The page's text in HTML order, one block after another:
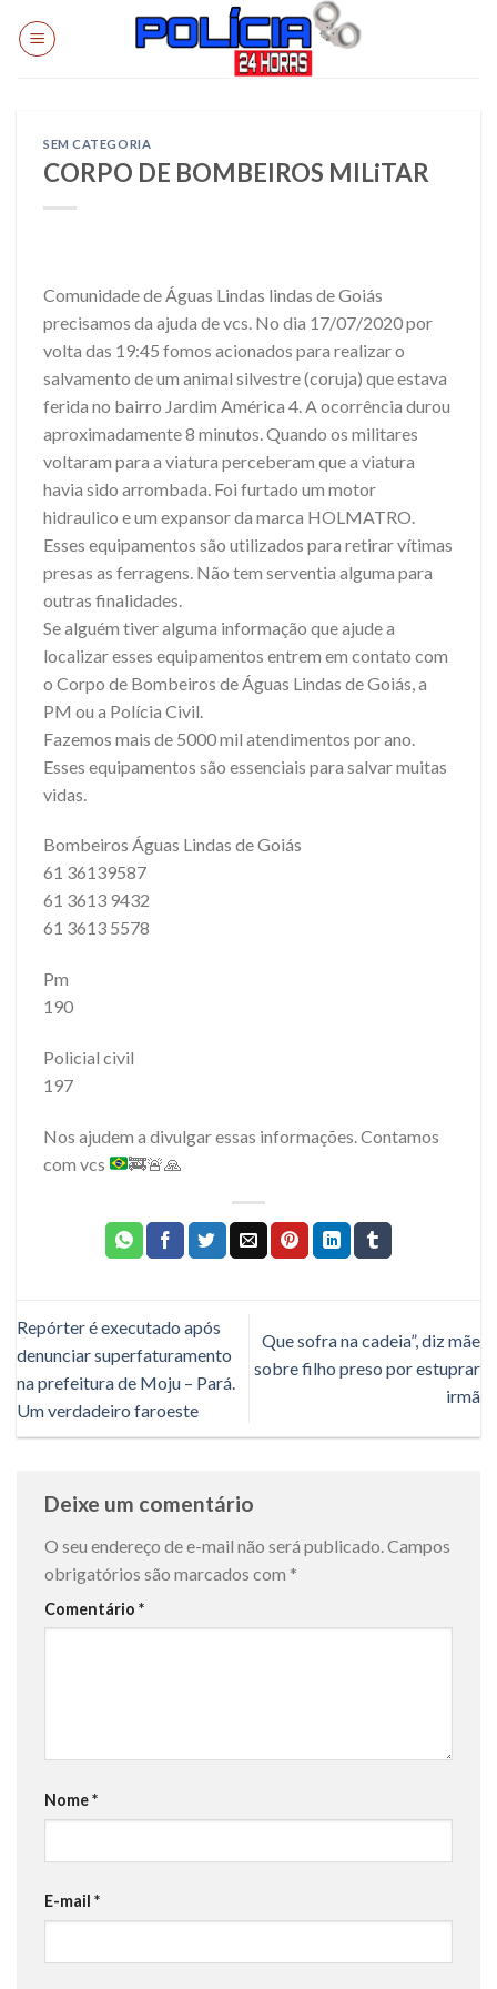
SEM CATEGORIA
CORPO DE BOMBEIROS MILiTAR
Comunidade de Águas Lindas lindas de Goiás
precisamos da ajuda de vcs. No dia 17/07/2020 por
volta das 19:45 fomos acionados para realizar o
salvamento de um animal silvestre (coruja) que estava
ferida no bairro Jardim América 4. A ocorrência durou
aproximadamente 8 minutos. Quando os militares
voltaram para a viatura perceberam que a viatura
havia sido arrombada. Foi furtado um motor
hidraulico e um expansor da marca HOLMATRO.
Esses equipamentos são utilizados para retirar vítimas
presas as ferragens. Não tem serventia alguma para
outras finalidades.
Se alguém tiver alguma informação que ajude a
localizar esses equipamentos entrem em contato com
o Corpo de Bombeiros de Águas Lindas de Goiás, a
PM ou a Polícia Civil.
Fazemos mais de 5000 mil atendimentos por ano.
Esses equipamentos são essenciais para salvar muitas
vidas.
Bombeiros Águas Lindas de Goiás
61 36139587
61 3613 9432
61 3613 5578
Pm
190
Policial civil
197
Nos ajudem a divulgar essas informações. Contamos
com vcs
🚒🚨🙏
Repórter é executado após
denunciar superfaturamento
na prefeitura de Moju – Pará.
Um verdadeiro faroeste
Que sofra na cadeia”, diz mãe
sobre filho preso por estuprar
irmã
Deixe um comentário
O seu endereço de e-mail não será publicado. Campos
obrigatórios são marcados com *
Comentário *
Nome*
E-mail *